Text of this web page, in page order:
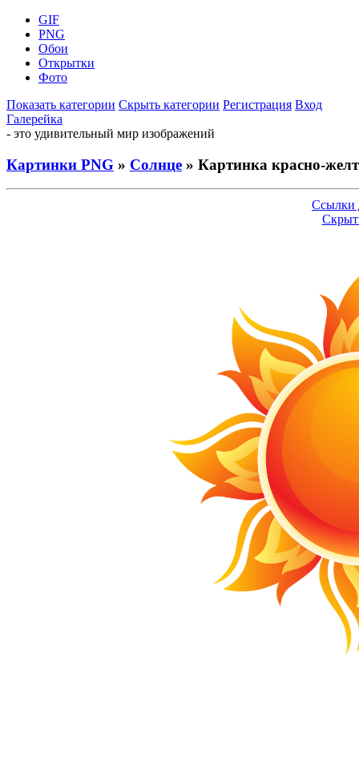
GIF
PNG
Обои
Открытки
Фото
Показать категории Скрыть категории Регистрация Вход
Галерейка
- это удивительный мир изображений
Картинки PNG » Солнце » Картинка красно-
Ссылки